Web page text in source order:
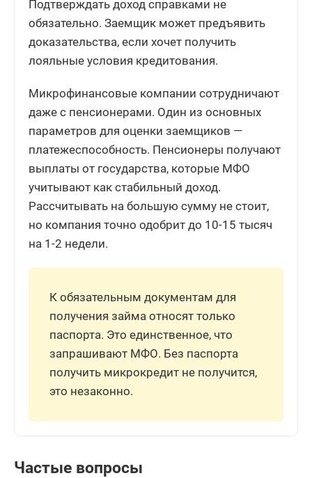
Подтверждать доход справками не
обязательно. Заемщик может предъявить
доказательства, если хочет получить
лояльные условия кредитования.
Микрофинансовые компании сотрудничают
даже с пенсионерами. Один из основных
параметров для оценки заемщиков —
платежеспособность. Пенсионеры получают
выплаты от государства, которые МФО
учитывают как стабильный доход.
Рассчитывать на большую сумму не стоит,
но компания точно одобрит до 10-15 тысяч
на 1-2 недели.
К обязательным документам для
получения займа относят только
паспорта. Это единственное, что
запрашивают МФО. Без паспорта
получить микрокредит не получится,
это незаконно.
Частые вопросы